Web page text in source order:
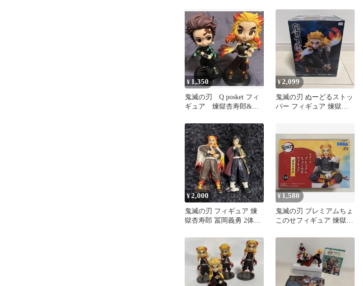
ト
¥ 1,350
鬼滅の刃 Q posket フィ
ギュア 煉獄杏寿郎&竈
¥2,099
鬼滅の刃 ぬーどるストッ
パー フィギュア 煉獄杏
¥2,000
鬼滅の刃 フィギュア 煉
獄杏寿郎 冨岡義勇 2体セ
¥ 1,580
鬼滅の刃 プレミアムちょ
このせフィギュア 煉獄杏